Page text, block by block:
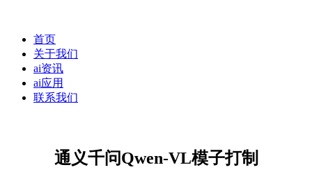
首页
关于我们
ai资讯
ai应用
联系我们
通义千问Qwen-VL模子打制